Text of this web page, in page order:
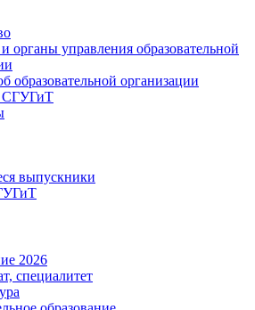
органы управления образовательной
образовательной организации
СГУГиТ
выпускники
2026
специалитет